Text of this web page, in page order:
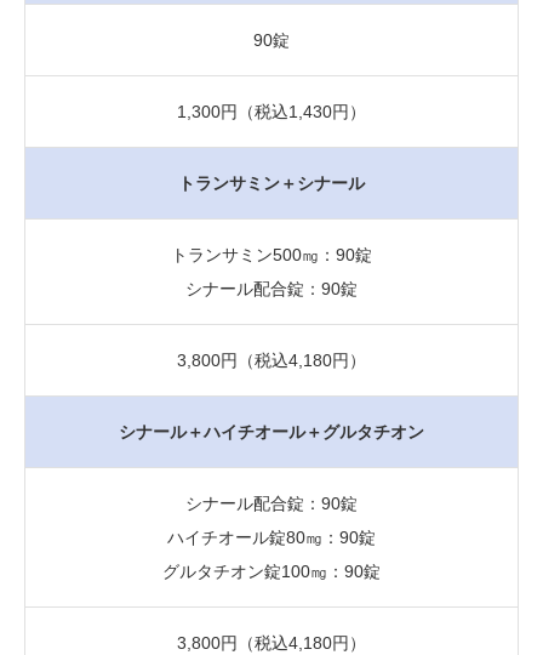
90錠
1,300円（税込1,430円）
トランサミン＋シナール
トランサミン500㎎：90錠
シナール配合錠：90錠
3,800円（税込4,180円）
シナール＋ハイチオール＋グルタチオン
シナール配合錠：90錠
ハイチオール錠80㎎：90錠
グルタチオン錠100㎎：90錠
3,800円（税込4,180円）